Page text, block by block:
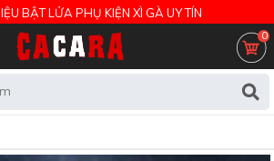
BẬT LỬA PHỤ KIỆN XÌ GÀ UY TÍN
0